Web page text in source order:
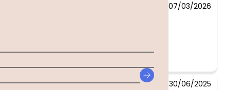
07/03/2026
30/06/2025